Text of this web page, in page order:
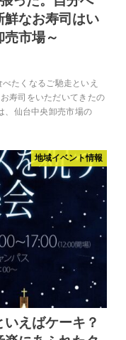
鮮なお寿司はい
市場～
たくなるご馳走といえ
寿司をいただいてきたの
、仙台中央卸売市場の
地域イベント情報
いえばケーキ？